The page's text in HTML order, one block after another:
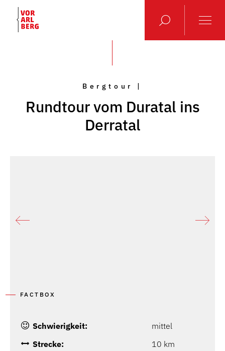
Bergtour |
Rundtour vom Duratal ins
Derratal
FACTBOX
Schwierigkeit:
mittel
Strecke:
10 km